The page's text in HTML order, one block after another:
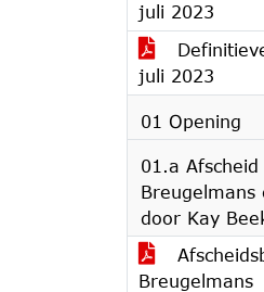
juli 2023
juli 2023
01 Opening
01.a
Breugelmans
door Kay
Breugelmans